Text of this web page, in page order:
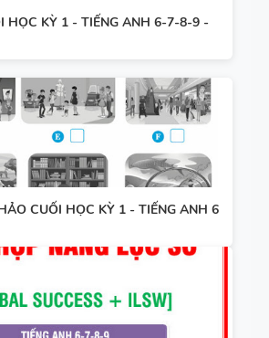
HỌC KỲ 1 - TIẾNG ANH 6-7-8-9 -
CUỐI HỌC KỲ 1 - TIẾNG ANH 6